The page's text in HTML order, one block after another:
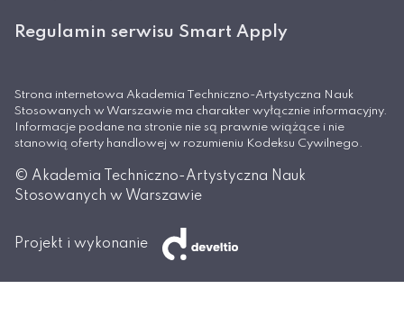
Regulamin serwisu Smart Apply
Strona internetowa Akademia Techniczno-Artystyczna Nauk
Stosowanych w Warszawie ma charakter wyłącznie informacyjny.
Informacje podane na stronie nie są prawnie wiążące i nie
stanowią oferty handlowej w rozumieniu Kodeksu Cywilnego.
© Akademia Techniczno-Artystyczna Nauk
Stosowanych w Warszawie
Projekt i wykonanie